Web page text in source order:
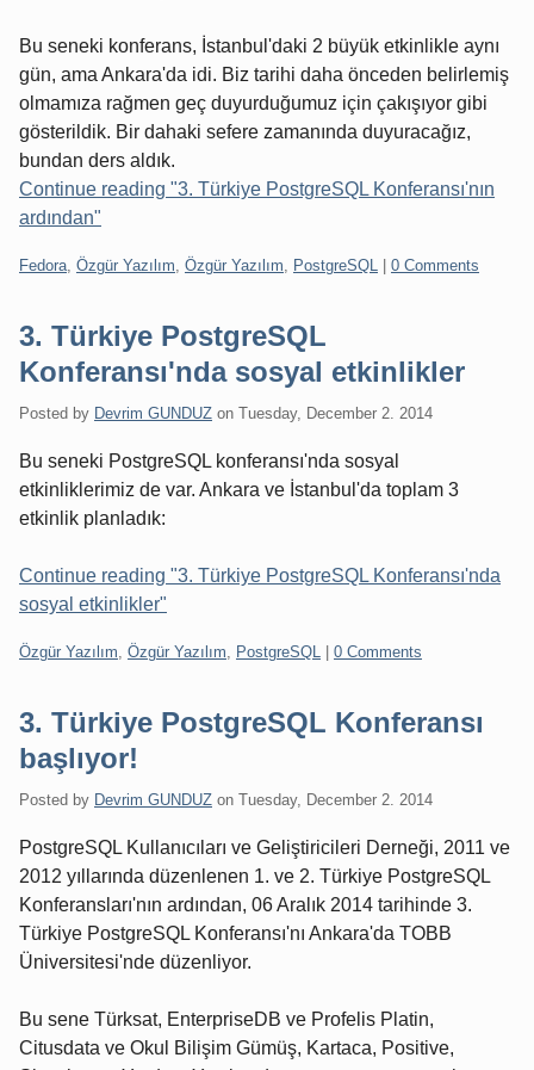
Bu seneki konferans, İstanbul'daki 2 büyük etkinlikle aynı
gün, ama Ankara'da idi. Biz tarihi daha önceden belirlemiş
olmamıza rağmen geç duyurduğumuz için çakışıyor gibi
gösterildik. Bir dahaki sefere zamanında duyuracağız,
bundan ders aldık.
Continue reading "3. Türkiye PostgreSQL Konferansı'nın
ardından"
Categories:
Fedora Özgür Yazılım Özgür Yazılım PostgreSQL 0 Comments
3. Türkiye PostgreSQL
Konferansı'nda sosyal etkinlikler
Posted by Devrim GUNDUZ on Tuesday, December 2. 2014
Bu seneki PostgreSQL konferansı'nda sosyal
etkinliklerimiz de var. Ankara ve İstanbul'da toplam 3
etkinlik planladık:
Continue reading "3. Türkiye PostgreSQL Konferansı'nda
sosyal etkinlikler"
Categories:
Özgür Yazılım Özgür Yazılım PostgreSQL 0 Comments
3. Türkiye PostgreSQL Konferansı
başlıyor!
Posted by Devrim GUNDUZ on Tuesday, December 2. 2014
PostgreSQL Kullanıcıları ve Geliştiricileri Derneği, 2011 ve
2012 yıllarında düzenlenen 1. ve 2. Türkiye PostgreSQL
Konferansları'nın ardından, 06 Aralık 2014 tarihinde 3.
Türkiye PostgreSQL Konferansı'nı Ankara'da TOBB
Üniversitesi'nde düzenliyor.
Bu sene Türksat, EnterpriseDB ve Profelis Platin,
Citusdata ve Okul Bilişim Gümüş, Kartaca, Positive,